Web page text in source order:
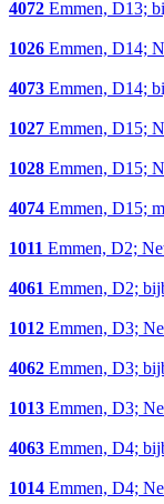
4072 Emmen, D13;
1026 Emmen, D14;
4073 Emmen, D14;
1027 Emmen, D15;
1028 Emmen, D15;
4074 Emmen, D15;
1011 Emmen, D2;
4061 Emmen, D2;
1012 Emmen, D3;
4062 Emmen, D3;
1013 Emmen, D3;
4063 Emmen, D4;
1014 Emmen, D4;